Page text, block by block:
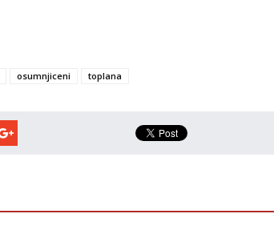
osumnjiceni toplana